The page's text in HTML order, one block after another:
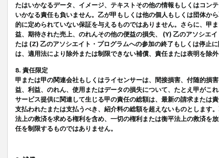
たはいかなるデータ、イメージ、テキストその他の情報もしくはコン
いかなる責任も負いません。乙が甲もしくは他の個人もしくは団体か
的に定められていない保証を与えるものではありません。さらに、甲
益、期待された売上、のれんその他の便益の損失、 (Y) 乙のアソシエ
たは (Z) 乙のアソシエイト・プログラムへの参加の終了もしくは停止
は、適用法により除外または制限できない補償、責任または表明を除
8. 責任限定
甲または甲の関連会社もしくはライセンサーは、間接損害、付随的損
益、利益、のれん、使用またはデータの損失について、たとえ甲がこ
サービス提供に関連して生じる甲の責任の総額は、最新の請求または
支払われたまたは支払うべき、紹介料の総額を超えないものとします
法上の救済を求める権利を含め、一切の権利または衡平法上の救済を
任を制限するものではありません。